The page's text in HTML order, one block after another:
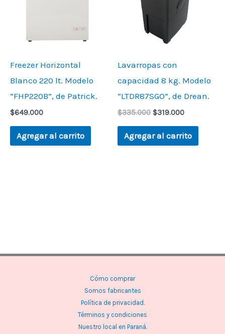
Freezer Horizontal
Blanco 220 lt. Modelo
“FHP220B”, de Patrick.
$649.000
Agregar al carrito
Lavarropas con
capacidad 8 kg. Modelo
“LTDR87SGO”, de Drean.
$335.000 $319.000
Agregar al carrito
Cómo comprar
Somos fabricantes
Política de privacidad.
Términos y condiciones
Nuestro local en Paraná.